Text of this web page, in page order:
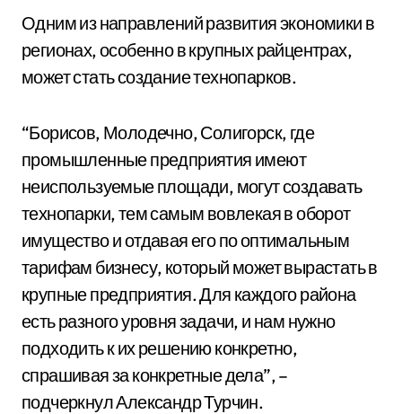
Одним из направлений развития экономики в
регионах, особенно в крупных райцентрах,
может стать создание технопарков.
“Борисов, Молодечно, Солигорск, где
промышленные предприятия имеют
неиспользуемые площади, могут создавать
технопарки, тем самым вовлекая в оборот
имущество и отдавая его по оптимальным
тарифам бизнесу, который может вырастать в
крупные предприятия. Для каждого района
есть разного уровня задачи, и нам нужно
подходить к их решению конкретно,
спрашивая за конкретные дела”, –
подчеркнул Александр Турчин.